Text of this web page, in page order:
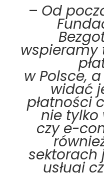
– Od
wspieramy
w Polsce,
widać
płatności
nie tylko
czy e-
sektorach
usługi